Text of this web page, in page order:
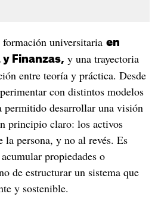
universitaria en
y Finanzas, y una trayectoria
entre teoría y práctica. Desde
con distintos modelos
permitido desarrollar una visión
principio claro: los activos
la persona, y no al revés. Es
propiedades o
de estructurar un sistema que
y sostenible.